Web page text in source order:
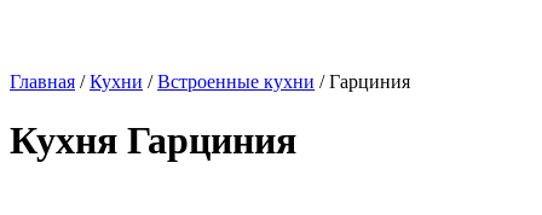
Главная /Кухни /Встроенные кухни / Гарциния
Кухня Гарциния